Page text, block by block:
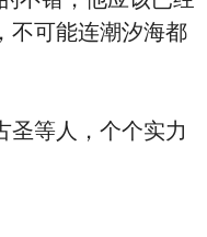
不可能连潮汐海都
等人，个个实力